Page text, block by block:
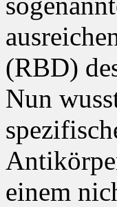
(RBD)
Nun
einem